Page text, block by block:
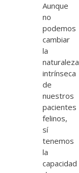
Aunque
no
podemos
cambiar
la
naturaleza
intrínseca
de
nuestros
pacientes
felinos,
sí
tenemos
la
capacidad